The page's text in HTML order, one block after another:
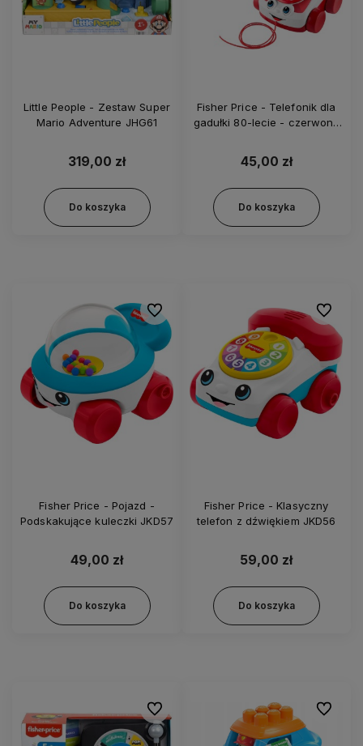
Little People - Zestaw Super
Mario Adventure JHG61
319,00 zł
Do koszyka
Fisher Price - Telefonik dla
gadułki 80-lecie - czerwony
45,00 zł
Do koszyka
Fisher Price - Pojazd -
Podskakujące kuleczki JKD57
49,00 zł
Do koszyka
Do ulubionych
Fisher Price - Klasyczny
telefon z dźwiękiem JKD56
59,00 zł
Do koszyka
Do
Do ulubionych Do